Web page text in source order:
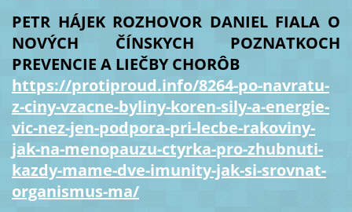
PETR HÁJEK ROZHOVOR DANIEL FIALA O
NOVÝCH ČÍNSKYCH POZNATKOCH
PREVENCIE A LIEČBY CHORÔB
https://protiproud.info/8264-po-navratu-
z-ciny-vzacne-byliny-koren-sily-a-energie-
vic-nez-jen-podpora-pri-lecbe-rakoviny-
jak-na-menopauzu-ctyrka-pro-zhubnuti-
kazdy-mame-dve-imunity-jak-si-srovnat-
organismus-ma/